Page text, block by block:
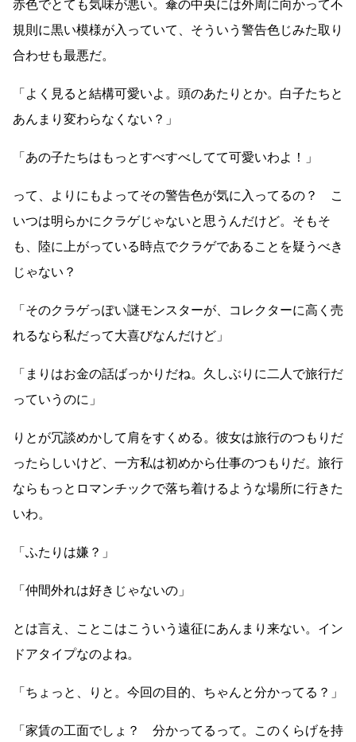
赤色でとても気味が悪い。傘の中央には外周に向かって不
規則に黒い模様が入っていて、そういう警告色じみた取り
合わせも最悪だ。
「よく見ると結構可愛いよ。頭のあたりとか。白子たちと
あんまり変わらなくない？」
「あの子たちはもっとすべすべしてて可愛いわよ！」
って、よりにもよってその警告色が気に入ってるの？ こ
いつは明らかにクラゲじゃないと思うんだけど。そもそ
も、陸に上がっている時点でクラゲであることを疑うべき
じゃない？
「そのクラゲっぽい謎モンスターが、コレクターに高く売
れるなら私だって大喜びなんだけど」
「まりはお金の話ばっかりだね。久しぶりに二人で旅行だ
っていうのに」
りとが冗談めかして肩をすくめる。彼女は旅行のつもりだ
ったらしいけど、一方私は初めから仕事のつもりだ。旅行
ならもっとロマンチックで落ち着けるような場所に行きた
いわ。
「ふたりは嫌？」
「仲間外れは好きじゃないの」
とは言え、ことこはこういう遠征にあんまり来ない。イン
ドアタイプなのよね。
「ちょっと、りと。今回の目的、ちゃんと分かってる？」
「家賃の工面でしょ？ 分かってるって。このくらげを持